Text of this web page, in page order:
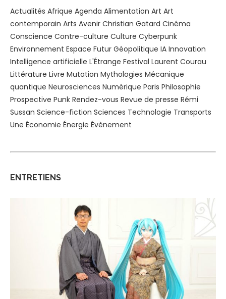
Actualités Afrique Agenda Alimentation Art Art
contemporain Arts Avenir Christian Gatard Cinéma
Conscience Contre-culture Culture Cyberpunk
Environnement Espace Futur Géopolitique IA Innovation
Intelligence artificielle L'Étrange Festival Laurent Courau
Littérature Livre Mutation Mythologies Mécanique
quantique Neurosciences Numérique Paris Philosophie
Prospective Punk Rendez-vous Revue de presse Rémi
Sussan Science-fiction Sciences Technologie Transports
Une Économie Énergie Évènement
ENTRETIENS